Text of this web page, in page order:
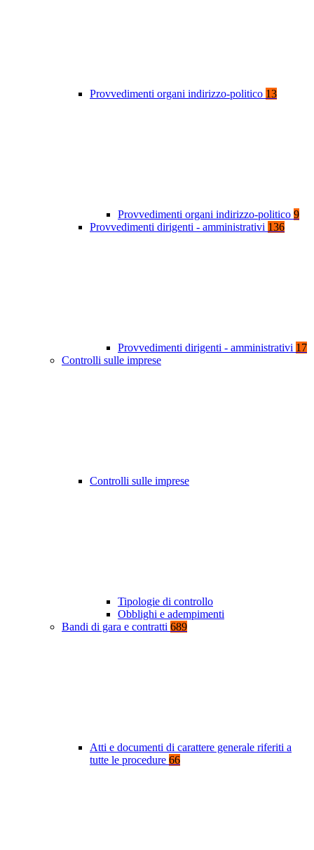
Provvedimenti organi indirizzo-politico 13
Provvedimenti organi indirizzo-politico 9
Provvedimenti dirigenti - amministrativi 136
Provvedimenti dirigenti - amministrativi 17
Controlli sulle imprese
Controlli sulle imprese
Tipologie di controllo
Obblighi e adempimenti
Bandi di gara e contratti 689
Atti e documenti di carattere generale riferiti a
tutte le procedure 66